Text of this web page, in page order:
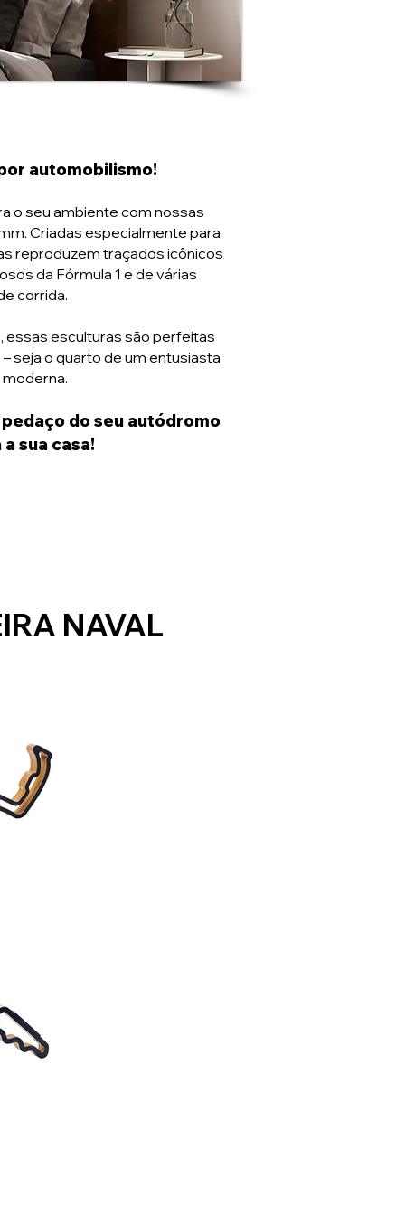
automobilismo!
o seu ambiente com nossas
Criadas especialmente para
reproduzem traçados icônicos
da Fórmula 1 e de várias
corrida.
essas esculturas são perfeitas
seja o quarto de um entusiasta
moderna.
do seu autódromo
sua casa!
NAVAL